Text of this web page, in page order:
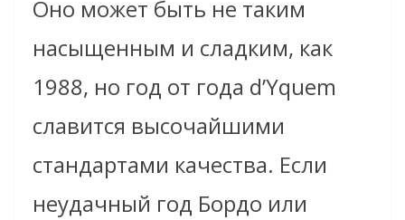
Оно может быть не таким
насыщенным и сладким, как
1988, но год от года d’Yquem
славится высочайшими
стандартами качества. Если
неудачный год Бордо или